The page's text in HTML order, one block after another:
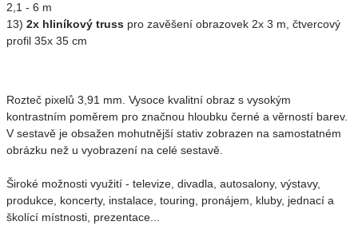
2,1 - 6 m
13) 2x hliníkový truss pro zavěšení obrazovek 2x 3 m, čtvercový
profil 35x 35 cm
Rozteč pixelů 3,91 mm. Vysoce kvalitní obraz s vysokým
kontrastním poměrem pro značnou hloubku černé a věrností barev.
V sestavě je obsažen mohutnější stativ zobrazen na samostatném
obrázku než u vyobrazení na celé sestavě.
Široké možnosti využití - televize, divadla, autosalony, výstavy,
produkce, koncerty, instalace, touring, pronájem, kluby, jednací a
školící místnosti, prezentace...